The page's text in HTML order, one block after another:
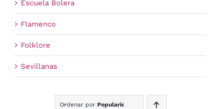
Escuela Bolera
Flamenco
Folklore
Sevillanas
Ordenar por Popularidad